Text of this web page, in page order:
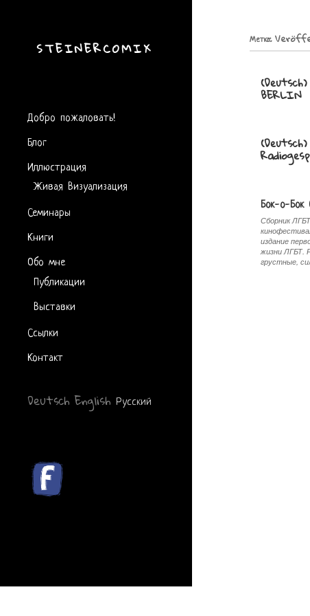
STEINERCOMIX
Добро пожаловать!
Блог
Иллюстрация
Живая Визуализация
Семинары
Книги
Обо мне
Публикации
Выставки
Ссылки
Контакт
Deutsch English Русский
Метка:
BERLIN
Бок-о-Бок
Сборник
издание
жизни ЛГБТ.
грустные,